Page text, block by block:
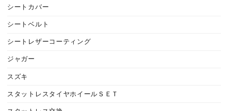
シートカバー
シートベルト
シートレザーコーティング
ジャガー
スズキ
スタットレスタイヤホイールＳＥＴ